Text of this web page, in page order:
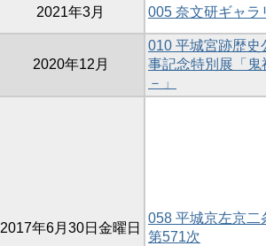
2021年3月 005 奈文研ギャラ
2020年12月
010 平城宮跡歴史
事記念特別展「
－」
2017年6月30日金曜日
058 平城京左京二
第571次